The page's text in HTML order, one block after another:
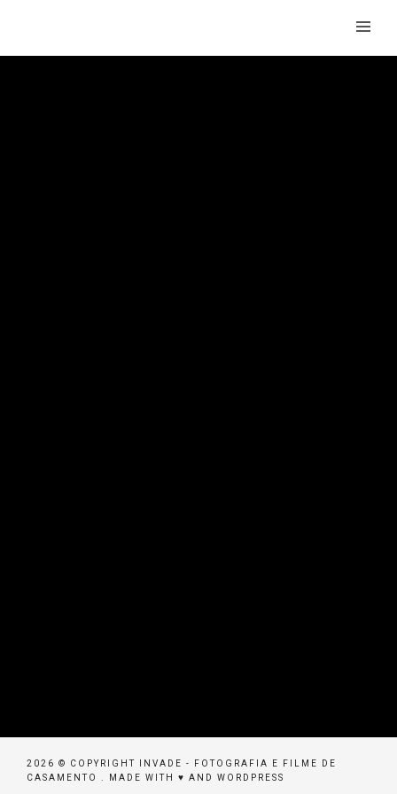
2026 © COPYRIGHT INVADE - FOTOGRAFIA E FILME DE
CASAMENTO . MADE WITH ♥ AND WORDPRESS